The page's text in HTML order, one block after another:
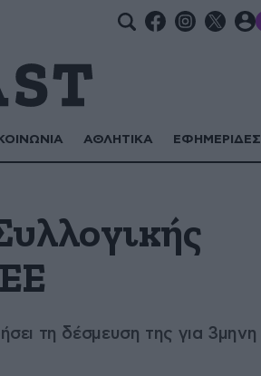
ΚΟΙΝΩΝΙΑ ΑΘΛΗΤΙΚΑ ΕΦΗΜΕΡΙΔΕΣ
τη δέσμευση της για 3μηνη